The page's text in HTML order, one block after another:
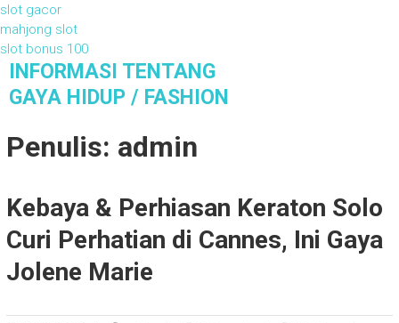
slot gacor
mahjong slot
slot bonus 100
INFORMASI TENTANG
GAYA HIDUP / FASHION
Penulis: admin
Kebaya & Perhiasan Keraton Solo
Curi Perhatian di Cannes, Ini Gaya
Jolene Marie